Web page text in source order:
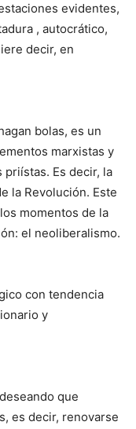
evidentes,
, autocrático,
decir, en
bolas, es un
marxistas y
Es decir, la
la Revolución. Este
momentos de la
el neoliberalismo.
con tendencia
y
que
es decir, renovarse